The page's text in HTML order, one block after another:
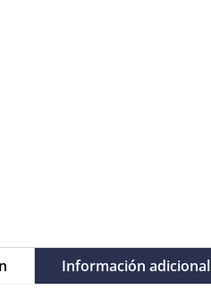
Información adicional